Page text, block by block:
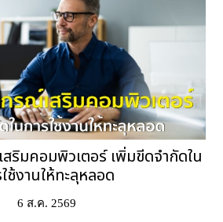
ริมคอมพิวเตอร์ เพิ่มขีดจำกัดใน
ช้งานให้ทะลุหลอด
6 ส.ค. 2569